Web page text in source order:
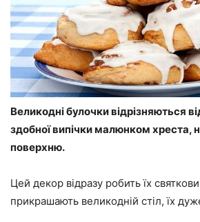
Великодні булочки відрізняються
здобної випічки малюнком хреста,
поверхню.
Цей декор відразу робить їх
прикрашають великодній стіл, їх